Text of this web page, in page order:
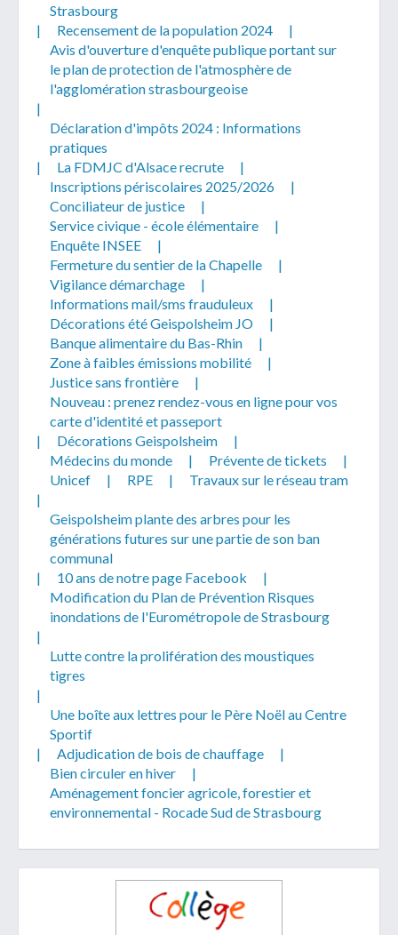
Strasbourg
|
Recensement de la population 2024
|
Avis d'ouverture d'enquête publique portant sur
le plan de protection de l'atmosphère de
l'agglomération strasbourgeoise
|
Déclaration d'impôts 2024 : Informations
pratiques
|
La FDMJC d'Alsace recrute
|
Inscriptions périscolaires 2025/2026
|
Conciliateur de justice
|
Service civique - école élémentaire
|
Enquête INSEE
|
Fermeture du sentier de la Chapelle
|
Vigilance démarchage
|
Informations mail/sms frauduleux
|
Décorations été Geispolsheim JO
|
Banque alimentaire du Bas-Rhin
|
Zone à faibles émissions mobilité
|
Justice sans frontière
|
Nouveau : prenez rendez-vous en ligne pour vos
carte d'identité et passeport
|
Décorations Geispolsheim
|
Médecins du monde
| Prévente de tickets
|
Unicef
| RPE |
Travaux sur le réseau tram
|
Geispolsheim plante des arbres pour les
générations futures sur une partie de son ban
communal
|
10 ans de notre page Facebook
|
Modification du Plan de Prévention Risques
inondations de l'Eurométropole de Strasbourg
|
Lutte contre la prolifération des moustiques
tigres
|
Une boîte aux lettres pour le Père Noël au Centre
Sportif
|
Adjudication de bois de chauffage
|
Bien circuler en hiver
|
Aménagement foncier agricole, forestier et
environnemental - Rocade Sud de Strasbourg